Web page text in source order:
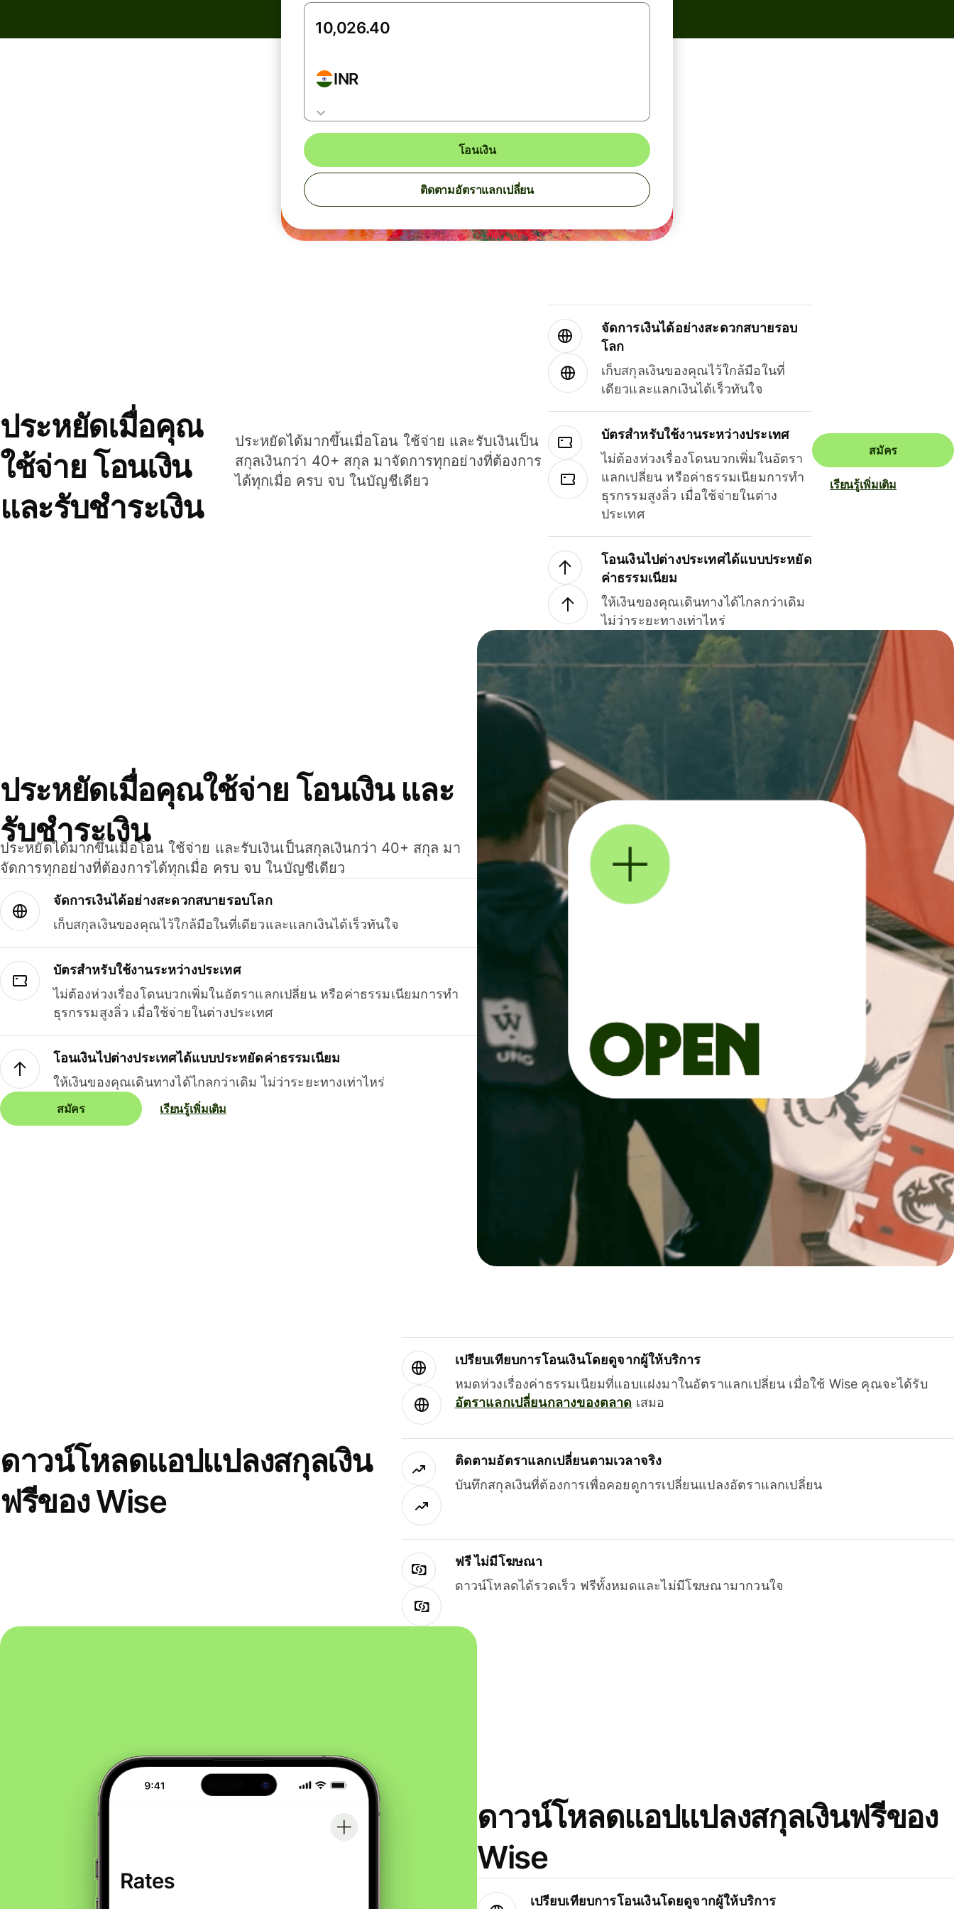
INR
โอนเงิน
ติดตามอัตราแลกเปลี่ยน
ประหยัดเมื่อคุณ
ใช้จ่าย โอนเงิน
และรับชำระเงิน
ประหยัดได้มากขึ้นเมื่อโอน ใช้จ่าย และรับเงินเป็น
สกุลเงินกว่า 40+ สกุล มาจัดการทุกอย่างที่ต้องการ
ได้ทุกเมื่อ ครบ จบ ในบัญชีเดียว
จัดการเงินได้อย่างสะดวกสบายรอบ
โลก
เก็บสกุลเงินของคุณไว้ใกล้มือในที่
เดียวและแลกเงินได้เร็วทันใจ
บัตรสำหรับใช้งานระหว่างประเทศ
ไม่ต้องห่วงเรื่องโดนบวกเพิ่มในอัตรา
แลกเปลี่ยน หรือค่าธรรมเนียมการทำ
ธุรกรรมสูงลิ่ว เมื่อใช้จ่ายในต่าง
ประเทศ
โอนเงินไปต่างประเทศได้แบบประหยัด
ค่าธรรมเนียม
ให้เงินของคุณเดินทางได้ไกลกว่าเดิม
ไม่ว่าระยะทางเท่าไหร่
สมัคร
เรียนรู้เพิ่มเติม
ประหยัดเมื่อคุณใช้จ่าย โอนเงิน และ
รับชำระเงิน
ประหยัดได้มากขึ้นเมื่อโอน ใช้จ่าย และรับเงินเป็นสกุลเงินกว่า 40+ สกุล มา
จัดการทุกอย่างที่ต้องการได้ทุกเมื่อ ครบ จบ ในบัญชีเดียว
จัดการเงินได้อย่างสะดวกสบายรอบโลก
เก็บสกุลเงินของคุณไว้ใกล้มือในที่เดียวและแลกเงินได้เร็วทันใจ
บัตรสำหรับใช้งานระหว่างประเทศ
ไม่ต้องห่วงเรื่องโดนบวกเพิ่มในอัตราแลกเปลี่ยน หรือค่าธรรมเนียมการทำ
ธุรกรรมสูงลิ่ว เมื่อใช้จ่ายในต่างประเทศ
โอนเงินไปต่างประเทศได้แบบประหยัดค่าธรรมเนียม
ให้เงินของคุณเดินทางได้ไกลกว่าเดิม ไม่ว่าระยะทางเท่าไหร่
สมัคร เรียนรู้เพิ่มเติม
ดาวน์โหลดแอปแปลงสกุลเงิน
ฟรีของ Wise
เปรียบเทียบการโอนเงินโดยดูจากผู้ให้บริการ
หมดห่วงเรื่องค่าธรรมเนียมที่แอบแฝงมาในอัตราแลกเปลี่ยน เมื่อใช้ Wise คุณจะได้รับ
อัตราแลกเปลี่ยนกลางของตลาด เสมอ
ติดตามอัตราแลกเปลี่ยนตามเวลาจริง
บันทึกสกุลเงินที่ต้องการเพื่อคอยดูการเปลี่ยนแปลงอัตราแลกเปลี่ยน
ฟรี ไม่มีโฆษณา
ดาวน์โหลดได้รวดเร็ว ฟรีทั้งหมดและไม่มีโฆษณามากวนใจ
ดาวน์โหลดแอปแปลงสกุลเงินฟรีของ
Wise
เปรียบเทียบการโอนเงินโดยดูจากผู้ให้บริการ